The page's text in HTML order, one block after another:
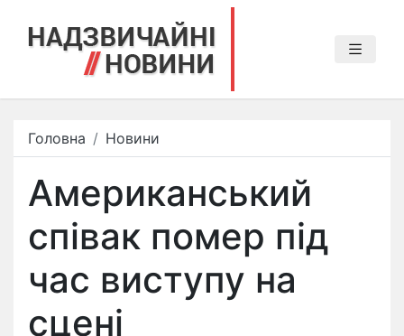
Головна Новини
Американський
співак помер під
час виступу на
сцені